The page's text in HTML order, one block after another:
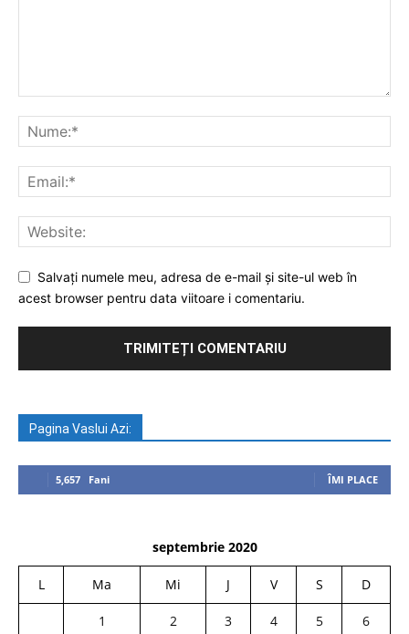
Salvați numele meu, adresa de e-mail și site-ul web în
acest browser pentru data viitoare i comentariu.
Pagina Vaslui Azi:
5,657 Fani ÎMI PLACE
septembrie 2020
L Ma Mi J V S D
1 2 3 4 5
6